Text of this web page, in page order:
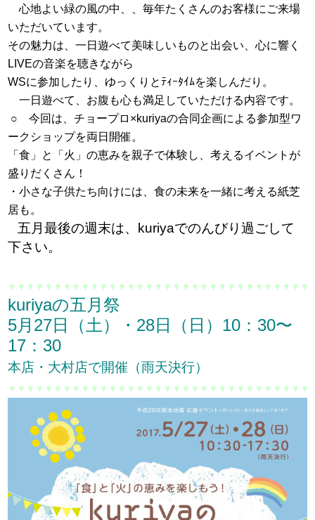
心地よい緑の風の中、、毎年たくさんのお客様にご来場
いただいています。
その魅力は、一日遊べて美味しいものと出会い、心に響く
LIVEの音楽を聴きながら
WSに参加したり、ゆっくりとﾃｨｰﾀｲﾑを楽しんだり。
一日遊べて、お腹も心も満足していただける内容です。
○ 今回は、チョープロ×kuriyaの合同企画による参加型ワ
ークショップを両日開催。
「食」と「火」の恵みを親子で体験し、考えるイベントが
盛りだくさん！
・小さな子供たち向けには、食の未来を一緒に考える紙芝
居も。
五月最後の週末は、kuriyaでのんびり過ごして
下さい。
▼ ▼ ▼
kuriyaの五月祭
5月27日（土）・28日（日）10：30〜
17：30
本店・大村店で開催（雨天決行）